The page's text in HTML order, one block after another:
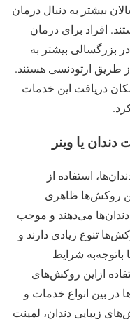
بیشتر به دنبال درمان
افراد برای درمان
بزرگسالی بیشتر به
طریق ارتودنسی هستند.
دریافت این خدمات
استفاده از
روکش‌ها ظاهری
می‌دهند و موجب
تنوع زیادی دارند و
باتوجه‌به شرایط
ازاین روکش‌های
در بین انواع خدمات و
زیبایی دندان، لمینت